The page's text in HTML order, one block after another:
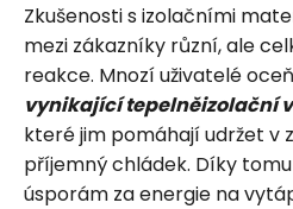
Zkušenosti s izolačními
mezi zákazníky různí, ale
reakce. Mnozí uživatelé
vynikající tepelněizolační
které jim pomáhají udržet v
příjemný chládek. Díky
úsporám za energie na